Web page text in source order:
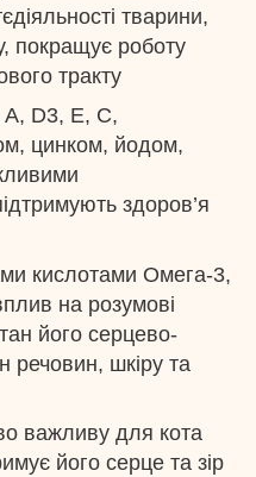
тварини,
покращує роботу
тракту
A, D3, E, С,
цинком, йодом,
здоров’я
кислотами Омега-3,
на розумові
його серцево-
речовин, шкіру та
важливу для кота
його серце та зір